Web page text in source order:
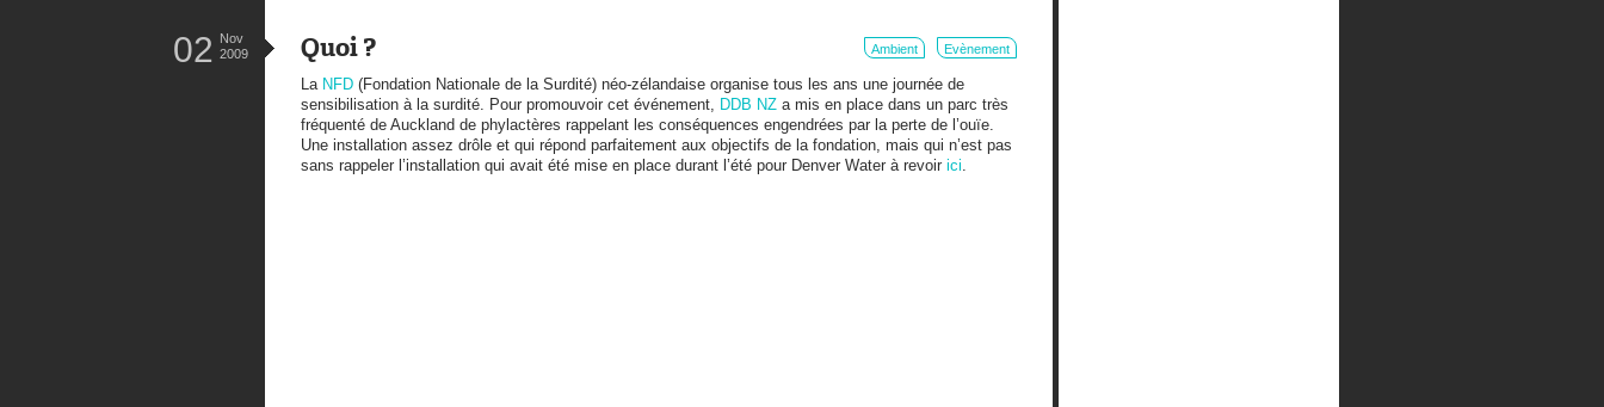
glace
Quoi ? Ambient Evènement
02 Nov
2009
La NFD (Fondation Nationale de la Surdité) néo-zélandaise organise tous les ans une journée de
sensibilisation à la surdité. Pour promouvoir cet événement, DDB NZ a mis en place dans un parc très
fréquenté de Auckland de phylactères rappelant les conséquences engendrées par la perte de l’ouïe.
Une installation assez drôle et qui répond parfaitement aux objectifs de la fondation, mais qui n’est pas
sans rappeler l’installation qui avait été mise en place durant l’été pour Denver Water à revoir ici.